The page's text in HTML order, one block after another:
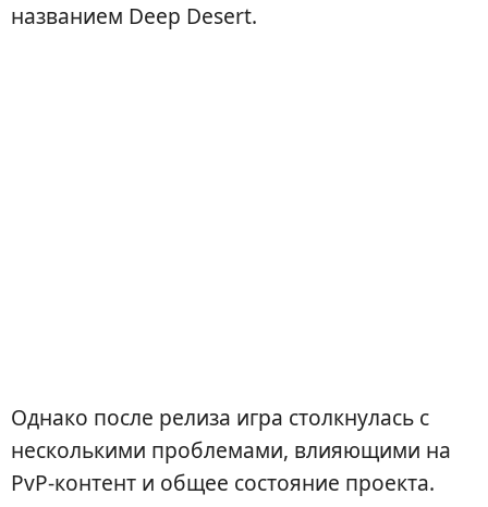
названием Deep Desert.
Однако после релиза игра столкнулась с
несколькими проблемами, влияющими на
PvP-контент и общее состояние проекта.